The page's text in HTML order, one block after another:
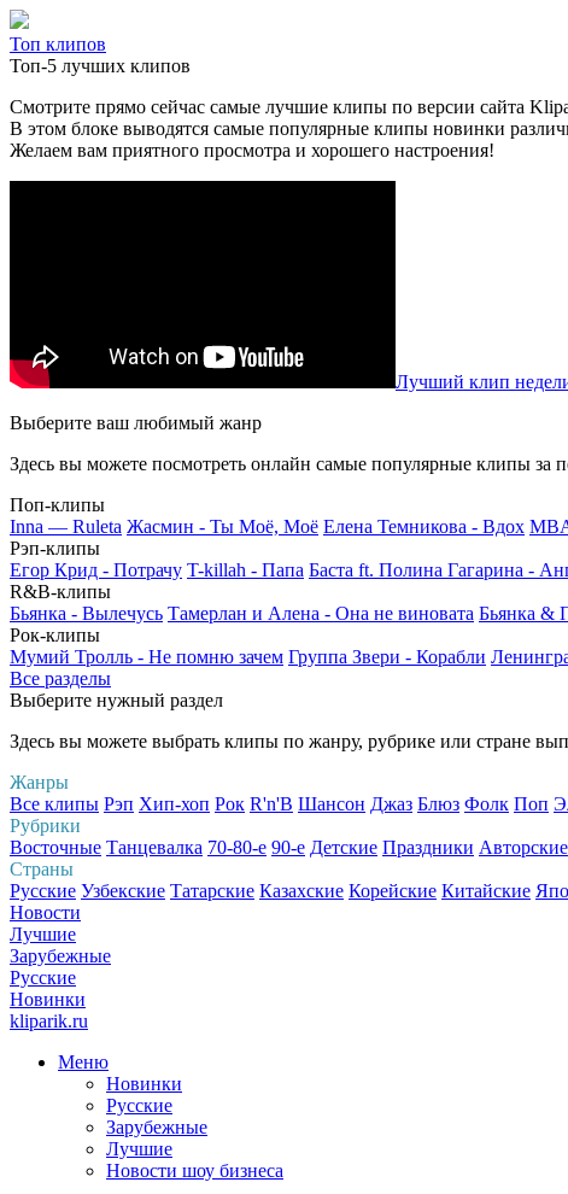
Топ клипов
Топ-5 лучших клипов
Смотрите прямо сейчас самые лучшие клипы по версии сайта
В этом блоке выводятся самые популярные клипы новинки
Желаем вам приятного просмотра и хорошего настроения!
Лучший клип
Выберите ваш любимый жанр
Здесь вы можете посмотреть онлайн самые популярные клипы за
Поп-клипы
Inna — Ruleta Жасмин - Ты Моё, Моё Елена Темникова - Вдох
Рэп-клипы
Егор Крид - Потрачу T-killah - Папа Баста ft. Полина Гагарина -
R&B-клипы
Бьянка - Вылечусь Тамерлан и Алена - Она не виновата Бьянка &
Рок-клипы
Мумий Тролль - Не помню зачем Группа Звери - Корабли
Все разделы
Выберите нужный раздел
Здесь вы можете выбрать клипы по жанру, рубрике или стране
Жанры
Все клипы Рэп Хип-хоп Рок R'n'B Шансон Джаз Блюз Фолк Поп
Рубрики
Восточные Танцевалка 70-80-е 90-е Детские Праздники Авторские
Страны
Русские Узбекские Татарские Казахские Корейские Китайские
Новости
Лучшие
Зарубежные
Русские
Новинки
kliparik.ru
Меню
Новинки
Русские
Зарубежные
Лучшие
Новости шоу бизнеса